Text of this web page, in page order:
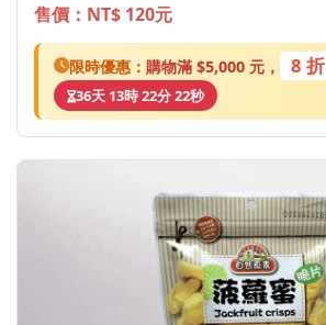
售價：NT$ 120元
限時優惠： 購物滿 $5,000 元， 8 折
36天 13時 22分 22秒